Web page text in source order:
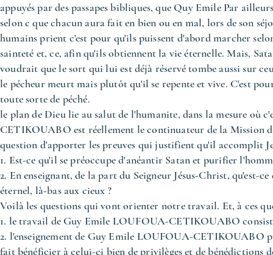
appuyés par des passapes bibliques, que Quy Emile Par
selon c que chacun aura fait en bien ou en mal, lors de son
humains prient c'est pour qu'ils puissent d'abord marcher
sainteté et, ce, afin qu'ils obtiennent la vie éternelle. Mais,
voudrait que le sort qui lui est déjà réservé tombe aussi sur
le pécheur meurt mais plutôt qu'il se repente et vive. C'est
toute sorte de péché.
le plan de Dieu lie au salut de l'humanite, dans la mesure
CETIKOUABO est réellement le continuateur de la Mission
question d'apporter les preuves qui justifient qu'il accomplit
1. Est-ce qu'il se préoccupe d'anéantir Satan et purifier
2. En enseignant, de la part du Seigneur Jésus-Christ, qu'est-
éternel, là-bas aux cieux ?
Voilà les questions qui vont orienter notre travail. Et, à ces
1. le travail de Guy Emile LOUFOUA-CETIKOUABO
2. l'enseignement de Guy Emile LOUFOUA-CETIKOUABO
fait bénéficier à celui-ci bien de privilèges et de bénédictions